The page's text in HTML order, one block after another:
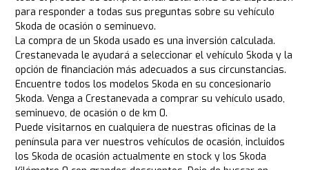
para responder a todas sus preguntas sobre su vehículo
Skoda de ocasión o seminuevo.
La compra de un Skoda usado es una inversión calculada.
Crestanevada le ayudará a seleccionar el vehículo Skoda y la
opción de financiación más adecuados a sus circunstancias.
Encuentre todos los modelos Skoda en su concesionario
Skoda. Venga a Crestanevada a comprar su vehículo usado,
seminuevo, de ocasión o de km 0.
Puede visitarnos en cualquiera de nuestras oficinas de la
península para ver nuestros vehículos de ocasión, incluidos
los Skoda de ocasión actualmente en stock y los Skoda